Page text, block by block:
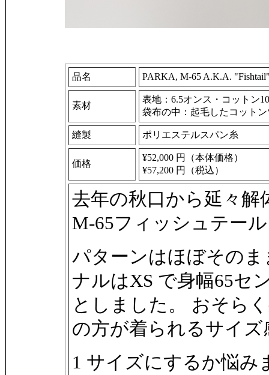
品名 PARKA, M-65 A.K.A.
素材
表地：6.5オンス・コットン
袋布の中：起毛したコット
縫製 ポリエステルスパン糸
価格
¥52,000 円（本体価格）
¥57,200 円（税込）
去年の秋口から延々
M-65フィッシュテー
パターンはほぼその
ナルはXS で身幅65セ
としました。 おそら
の方が着られるサイズ
1 サイズにするか悩み